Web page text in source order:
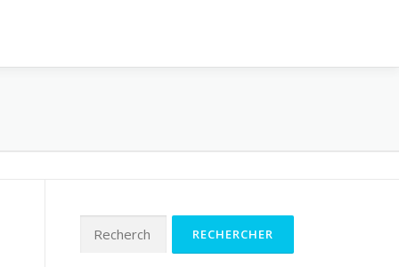
Rechercher :